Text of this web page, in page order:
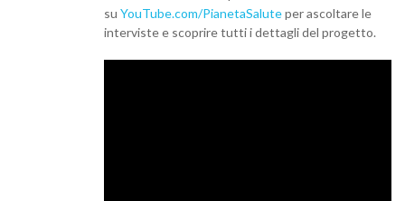
su YouTube.com/PianetaSaluteper ascoltare le
interviste e scoprire tutti i dettagli del progetto.